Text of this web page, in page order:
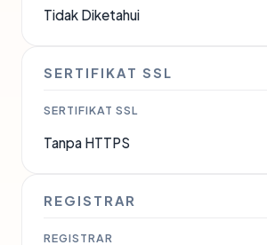
Tidak Diketahui
SERTIFIKAT SSL
SERTIFIKAT SSL
Tanpa HTTPS
REGISTRAR
REGISTRAR